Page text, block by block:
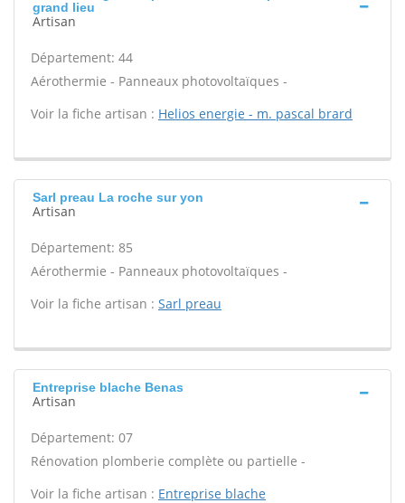
grand lieu
Artisan
Département: 44
Aérothermie - Panneaux photovoltaïques -
Voir la fiche artisan : Helios energie - m. pascal brard
Sarl preau La roche sur yon
Artisan
Département: 85
Aérothermie - Panneaux photovoltaïques -
Voir la fiche artisan : Sarl preau
Entreprise blache Benas
Artisan
Département: 07
Rénovation plomberie complète ou partielle -
Voir la fiche artisan : Entreprise blache